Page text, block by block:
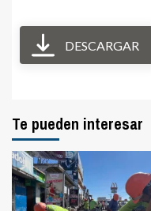
DESCARGAR
Te pueden interesar